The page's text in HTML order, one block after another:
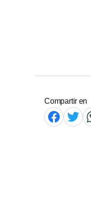
Compartir en